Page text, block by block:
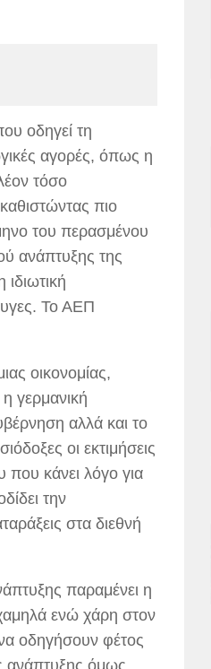
οδηγεί τη
αγορές, όπως η
τόσο
πιο
του περασμένου
ανάπτυξης της
Το ΑΕΠ
οικονομίας,
γερμανική
αλλά και το
οι εκτιμήσεις
που κάνει λόγο για
την
στα διεθνή
παραμένει η
χαμηλά ενώ χάρη στον
οδηγήσουν φέτος
ανάπτυξης όμως